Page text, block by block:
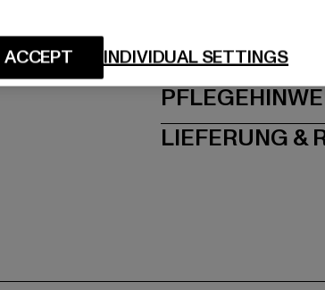
GRÖSSE
LIEFERUNG &
INDIVIDUAL SETTINGS
ACCEPT